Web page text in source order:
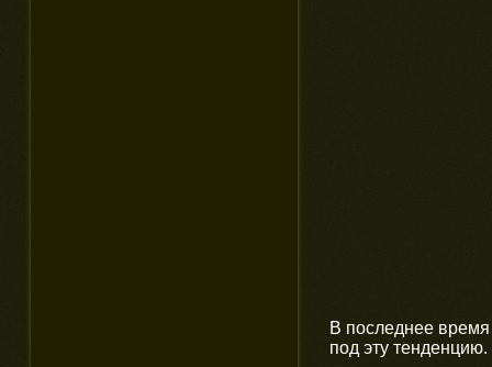
В последнее время
под эту тенденцию.